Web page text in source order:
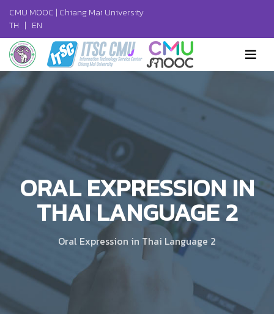
CMU MOOC | Chiang Mai University
TH | EN
ORAL EXPRESSION IN
THAI LANGUAGE 2
Oral Expression in Thai Language 2